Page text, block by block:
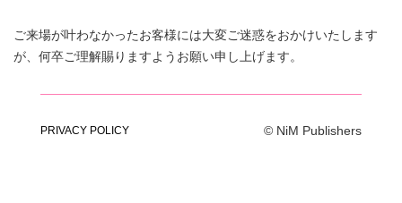
ご来場が叶わなかったお客様には大変ご迷惑をおかけいたします
が、何卒ご理解賜りますようお願い申し上げます。
PRIVACY POLICY © NiM Publishers